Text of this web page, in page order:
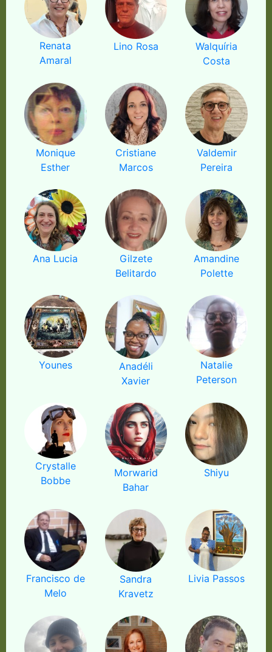
Renata
Amaral
Lino Rosa
Walquíria
Costa
Monique
Esther
Cristiane
Marcos
Valdemir
Pereira
Ana Lucia
Gilzete
Belitardo
Amandine
Polette
Younes
Anadéli
Xavier
Natalie
Peterson
Crystalle
Bobbe
Morwarid
Bahar
Shiyu
Francisco de
Melo
Sandra
Kravetz
Livia Passos